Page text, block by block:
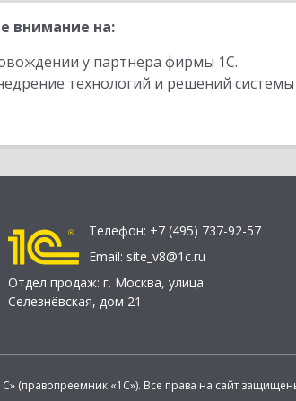
внимание на:
у партнера фирмы 1С.
технологий и решений
Телефон: +7 (495) 737-92-57
Email: site_v8@1c.ru
Отдел продаж: г. Москва, улица
Селезнёвская, дом 21
(правопреемник «1С»). Все права на сайт